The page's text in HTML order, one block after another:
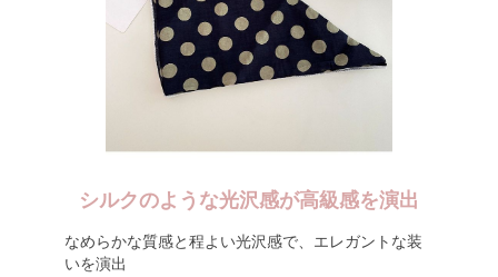
シルクのような光沢感が高級感を演出
なめらかな質感と程よい光沢感で、エレガントな装
いを演出